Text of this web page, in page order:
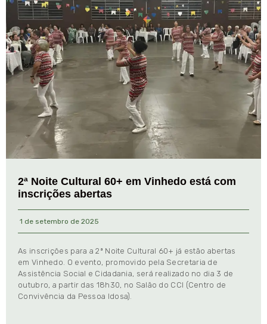
2ª Noite Cultural 60+ em Vinhedo está com
inscrições abertas
1 de setembro de 2025
As inscrições para a 2ª Noite Cultural 60+ já estão abertas
em Vinhedo. O evento, promovido pela Secretaria de
Assistência Social e Cidadania, será realizado no dia 3 de
outubro, a partir das 18h30, no Salão do CCI (Centro de
Convivência da Pessoa Idosa).